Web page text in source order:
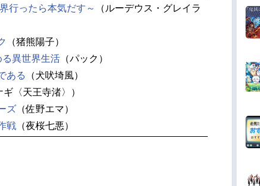
行ったら本気だす～
（ルーデウス・グレイラ
（猪熊陽子）
る異世界生活 （パック）
ある
（犬吠埼風）
ギ〈天王寺渚〉）
ズ （佐野エマ）
戦 （夜桜七悪）